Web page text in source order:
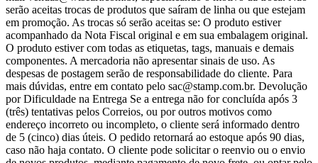
serão aceitas trocas de produtos que saíram de linha ou que estejam
em promoção. As trocas só serão aceitas se: O produto estiver
acompanhado da Nota Fiscal original e em sua embalagem original.
O produto estiver com todas as etiquetas, tags, manuais e demais
componentes. A mercadoria não apresentar sinais de uso. As
despesas de postagem serão de responsabilidade do cliente. Para
mais dúvidas, entre em contato pelo sac@stamp.com.br. Devolução
por Dificuldade na Entrega Se a entrega não for concluída após 3
(três) tentativas pelos Correios, ou por outros motivos como
endereço incorreto ou incompleto, o cliente será informado dentro
de 5 (cinco) dias úteis. O pedido retornará ao estoque após 90 dias,
caso não haja contato. O cliente pode solicitar o reenvio ou o envio